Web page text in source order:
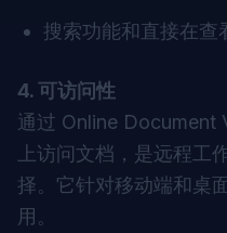
搜索功能和直接在查
4. 可访问性
通过 Online Document
上访问文档，是远程工
择。它针对移动端和桌
用。